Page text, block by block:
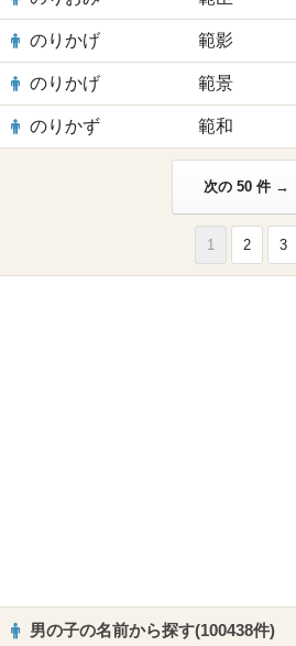
のりかげ 範影
のりかげ 範景
のりかず 範和
次の 50 件 →
1 2 3
男の子の名前から探す(100438件)